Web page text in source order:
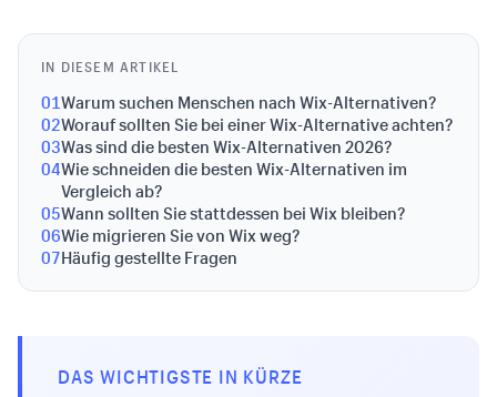
IN DIESEM ARTIKEL
01Warum suchen Menschen nach Wix-Alternativen?
02Worauf sollten Sie bei einer Wix-Alternative achten?
03Was sind die besten Wix-Alternativen 2026?
04Wie schneiden die besten Wix-Alternativen im
Vergleich ab?
05Wann sollten Sie stattdessen bei Wix bleiben?
06Wie migrieren Sie von Wix weg?
07Häufig gestellte Fragen
DAS WICHTIGSTE IN KÜRZE